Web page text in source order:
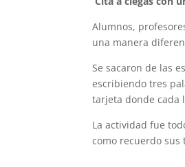
Alumnos,
una manera
Se sacaron de las
escribiendo tres
tarjeta donde cada
La actividad fue
como recuerdo